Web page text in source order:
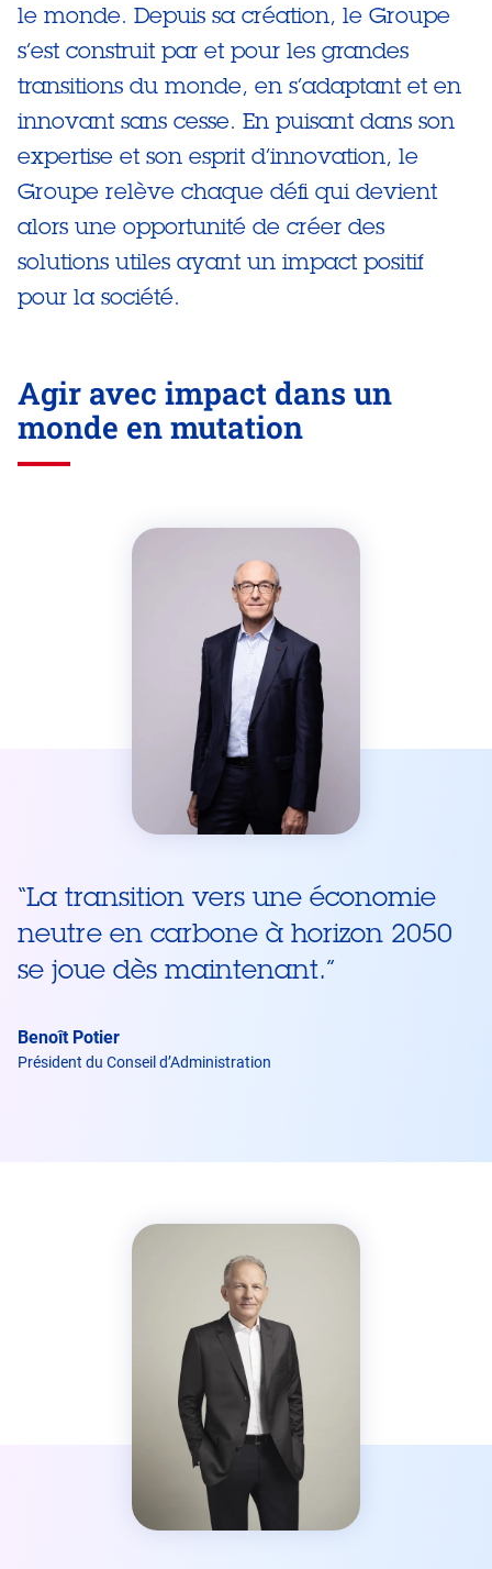
le monde. Depuis sa création, le Groupe
s’est construit par et pour les grandes
transitions du monde, en s’adaptant et en
innovant sans cesse. En puisant dans son
expertise et son esprit d’innovation, le
Groupe relève chaque défi qui devient
alors une opportunité de créer des
solutions utiles ayant un impact positif
pour la société.
Agir avec impact dans un
monde en mutation
“La transition vers une économie
neutre en carbone à horizon 2050
se joue dès maintenant.”
Benoît Potier
Président du Conseil d’Administration